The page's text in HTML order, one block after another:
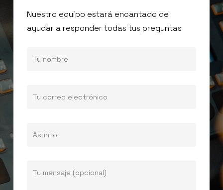
Nuestro equipo estará encantado de
ayudar a responder todas tus preguntas